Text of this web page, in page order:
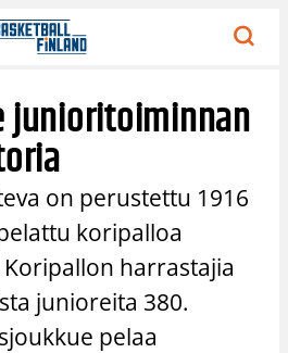
junioritoiminnan
on perustettu 1916
koripalloa
harrastajia
junioreita 380.
pelaa